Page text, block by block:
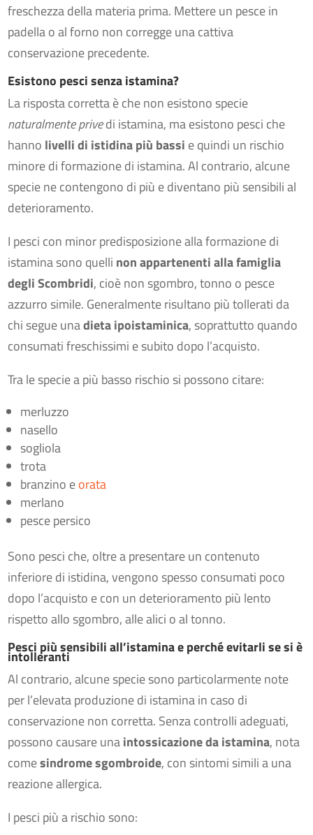
freschezza della materia prima. Mettere un pesce in
padella o al forno non corregge una cattiva
conservazione precedente.
Esistono pesci senza istamina?
La risposta corretta è che non esistono specie
naturalmente privedi istamina, ma esistono pesci che
hanno livelli di istidina più bassi e quindi un rischio
minore di formazione di istamina. Al contrario, alcune
specie ne contengono di più e diventano più sensibili al
deterioramento.
I pesci con minor predisposizione alla formazione di
istamina sono quelli non appartenenti alla famiglia
degli Scombridi, cioè non sgombro, tonno o pesce
azzurro simile. Generalmente risultano più tollerati da
chi segue unadieta ipoistaminica, soprattutto quando
consumati freschissimi e subito dopo l’acquisto.
Tra le specie a più basso rischio si possono citare:
merluzzo
nasello
sogliola
trota
branzino eorata
merlano
pesce persico
Sono pesci che, oltre a presentare un contenuto
inferiore di istidina, vengono spesso consumati poco
dopo l’acquisto e con un deterioramento più lento
rispetto allo sgombro, alle alici o al tonno.
Pesci più sensibili all’istamina e perché evitarli se si è
intolleranti
Al contrario, alcune specie sono particolarmente note
per l’elevata produzione di istamina in caso di
conservazione non corretta. Senza controlli adeguati,
possono causare unaintossicazione da istamina, nota
comesindrome sgombroide, con sintomi simili a una
reazione allergica.
I pesci più a rischio sono: